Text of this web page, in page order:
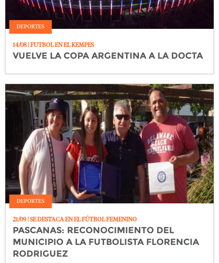
DEPORTES
14/08 | FUTBOL EN EL KEMPES
VUELVE LA COPA ARGENTINA A LA DOCTA
DEPORTES
21/09 | SE DESTACA EN EL FÚTBOL FEMENINO
PASCANAS: RECONOCIMIENTO DEL
MUNICIPIO A LA FUTBOLISTA FLORENCIA
RODRIGUEZ